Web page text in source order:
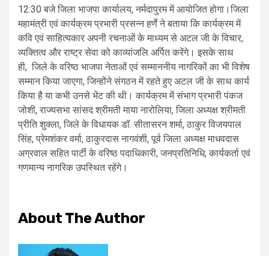
12:30 बजे जिला भाजपा कार्यालय, नर्मदापुरम में आयोजित होगा।जिला
महामंत्री एवं कार्यक्रम प्रभारी प्रसन्न हर्णे ने बताया कि कार्यक्रम में
कवि एवं साहित्यकार अपनी रचनाओं के माध्यम से अटल जी के विचार,
व्यक्तित्व और राष्ट्र सेवा को काव्यांजलि अर्पित करेंगे। इसके साथ
ही, जिले के वरिष्ठ भाजपा नेताओं एवं सम्माननीय नागरिकों का भी विशेष
सम्मान किया जाएगा, जिन्होंने संगठन में रहते हुए अटल जी के साथ कार्य
किया है या कभी उनसे भेंट की थी। कार्यक्रम में संभाग प्रभारी पंकज
जोशी, राज्यसभा सांसद श्रीमती माया नारोलिया, जिला अध्यक्ष श्रीमती
प्रीति शुक्ला, जिले के विधायक डॉ. सीतासरन शर्मा, ठाकुर विजयपाल
सिंह, प्रेमशंकर वर्मा, ठाकुरदास नागवंशी, पूर्व जिला अध्यक्ष माधवदास
अग्रवाल सहित पार्टी के वरिष्ठ पदाधिकारी, जनप्रतिनिधि, कार्यकर्ता एवं
गणमान्य नागरिक उपस्थित रहेंगे।
About The Author